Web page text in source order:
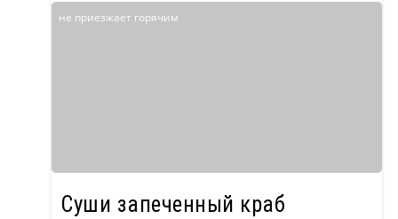
не приезжает горячим
Суши запеченный краб